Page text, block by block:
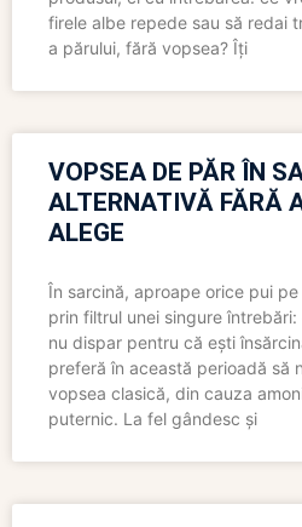
firele albe repede sau să redai
a părului, fără vopsea? Îți
VOPSEA DE PĂR ÎN
ALTERNATIVĂ FĂRĂ
ALEGE
În sarcină, aproape orice pui
prin filtrul unei singure
nu dispar pentru că ești
preferă în această perioadă să
vopsea clasică, din cauza
puternic. La fel gândesc și